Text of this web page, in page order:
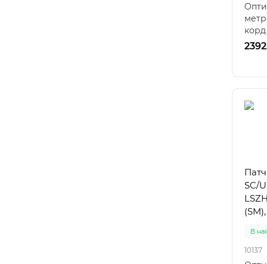
SC/
В
10137